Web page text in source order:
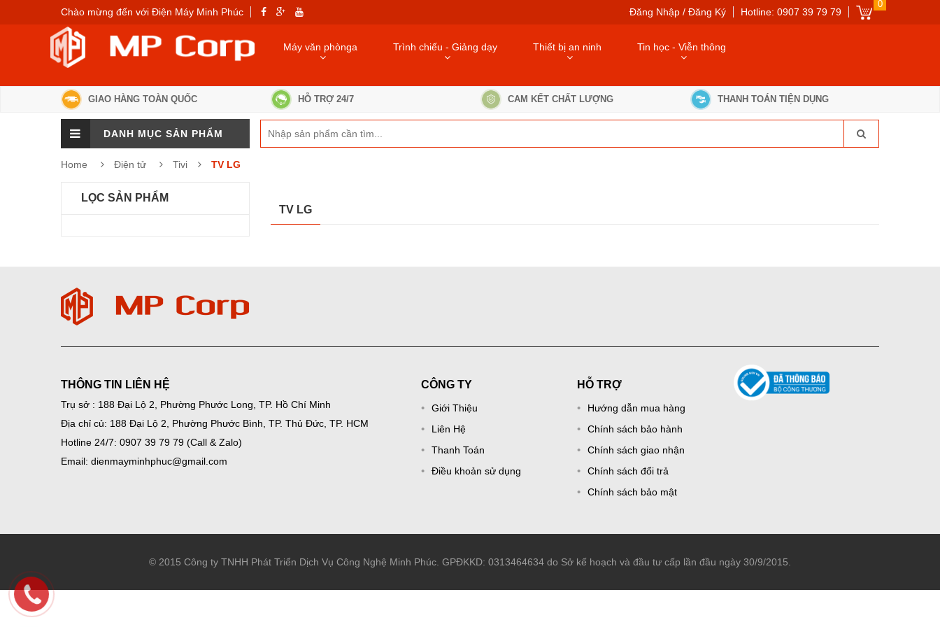
Chào mừng đến với Điện Máy Minh Phúc
0
Hotline: 0907 39 79 79
Đăng Nhập / Đăng Ký
Máy văn phònga Trình chiếu - Giảng dạy Thiết bị an ninh Tin học - Viễn thông
GIAO HÀNG TOÀN QUỐC HỖ TRỢ 24/7 CAM KẾT CHẤT LƯỢNG THANH TOÁN TIỆN DỤNG
DANH MỤC SẢN PHẨM
Home Điện tử Tivi TV LG
TV LG
LỌC SẢN PHẨM
THÔNG TIN LIÊN HỆ
Trụ sở : 188 Đại Lộ 2, Phường Phước Long, TP. Hồ Chí Minh
Địa chỉ củ: 188 Đại Lộ 2, Phường Phước Bình, TP. Thủ Đức, TP. HCM
Hotline 24/7: 0907 39 79 79 (Call & Zalo)
Email: dienmayminhphuc@gmail.com
CÔNG TY
Giới Thiệu
Liên Hệ
Thanh Toán
Điều khoản sử dụng
HỖ TRỢ
Hướng dẫn mua hàng
Chính sách bảo hành
Chính sách giao nhận
Chính sách đổi trả
Chính sách bảo mật
© 2015 Công ty TNHH Phát Triển Dịch Vụ Công Nghệ Minh Phúc. GPĐKKD: 0313464634 do Sở kế hoạch và đầu tư cấp lần đầu ngày 30/9/2015.